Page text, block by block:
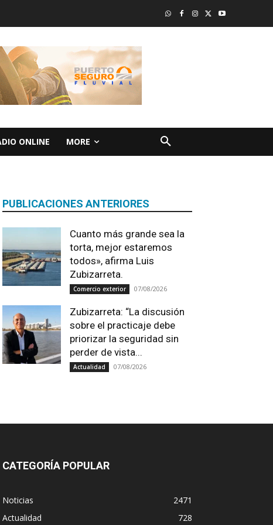
ONLINE MORE
PUBLICACIONES ANTERIORES
Cuanto más grande sea la
torta, mejor estaremos
todos», afirma Luis
Zubizarreta.
Comercio exterior 07/08/2026
Zubizarreta: “La discusión
sobre el practicaje debe
priorizar la seguridad sin
perder de vista...
Actualidad 07/08/2026
CATEGORÍA POPULAR
Noticias
2471
Actualidad
728